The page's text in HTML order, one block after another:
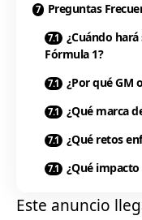
Preguntas
¿Cuándo
Fórmula 1?
¿Por qué GM
¿Qué marca
¿Qué retos
¿Qué impacto
Este anuncio